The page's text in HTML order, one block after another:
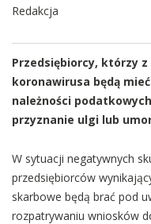
Redakcja
Przedsiębiorcy, którzy
koronawirusa będą
należności
przyznanie ulgi lub
W sytuacji negatywnych
przedsiębiorców
skarbowe będą brać pod
rozpatrywaniu wniosków